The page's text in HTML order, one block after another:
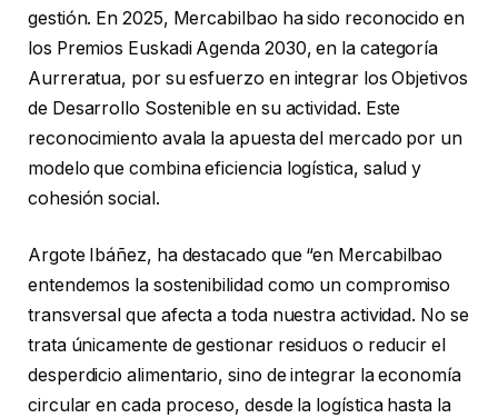
gestión. En 2025, Mercabilbao ha sido reconocido en
los Premios Euskadi Agenda 2030, en la categoría
Aurreratua, por su esfuerzo en integrar los Objetivos
de Desarrollo Sostenible en su actividad. Este
reconocimiento avala la apuesta del mercado por un
modelo que combina eficiencia logística, salud y
cohesión social.
Argote Ibáñez, ha destacado que “en Mercabilbao
entendemos la sostenibilidad como un compromiso
transversal que afecta a toda nuestra actividad. No se
trata únicamente de gestionar residuos o reducir el
desperdicio alimentario, sino de integrar la economía
circular en cada proceso, desde la logística hasta la